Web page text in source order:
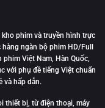
phim và truyền hình trực
ngàn bộ phim HD/Full
Việt Nam, Hàn Quốc,
với phụ đề tiếng Việt chuẩn
và hấp dẫn.
thiết bị, từ điện thoại, máy